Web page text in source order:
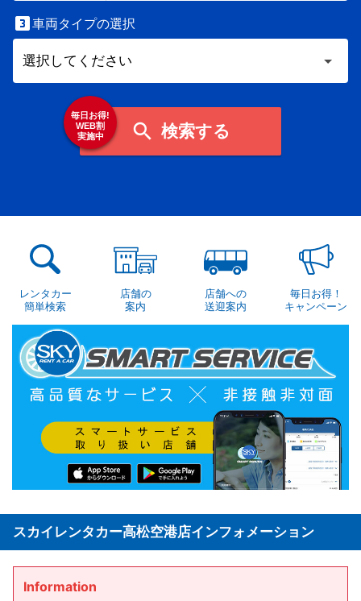
車両タイプの選択
毎日お得!
WEB割
実施中
 検索する
レンタカー
簡単検索
店舗の
案内
店舗への
送迎案内
毎日お得！
キャンペーン
スカイレンタカー高松空港店インフォメーション
Information